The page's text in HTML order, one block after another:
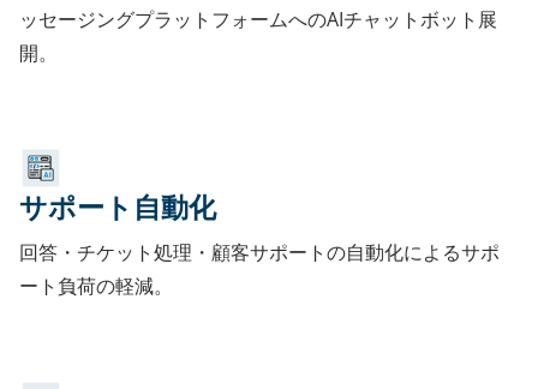
ッセージングプラットフォームへのAIチャットボット展
開。
サポート自動化
回答・チケット処理・顧客サポートの自動化によるサポ
ート負荷の軽減。